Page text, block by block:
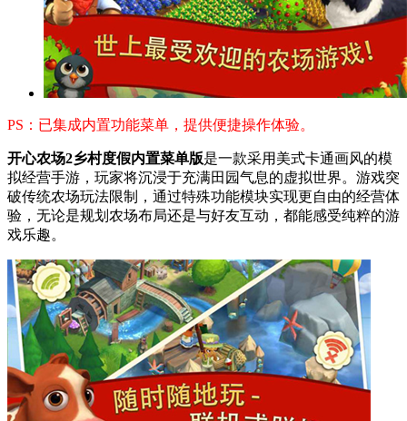
PS：已集成内置功能菜单，提供便捷操作体验。
开心农场2乡村度假内置菜单版是一款采用美式卡通画风的模
拟经营手游，玩家将沉浸于充满田园气息的虚拟世界。游戏突
破传统农场玩法限制，通过特殊功能模块实现更自由的经营体
验，无论是规划农场布局还是与好友互动，都能感受纯粹的游
戏乐趣。